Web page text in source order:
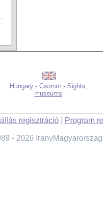
Hungary - Csömör - Sights,
museums
regisztráció| Program
- 2026